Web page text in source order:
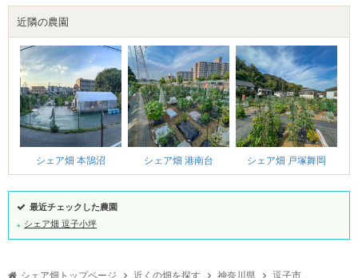
近隣の農園
シェア畑 本鵠沼 シェア畑 港南台 シェア畑 戸塚舞岡
最近チェックした農園
シェア畑 逗子小坪
シェア畑トップページ 近くの畑を探す 神奈川県 逗子市